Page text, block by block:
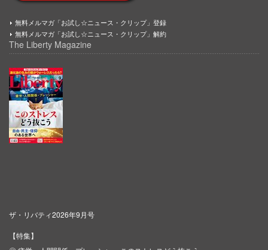
無料メルマガ「お試し☆ニュース・クリップ」登録
無料メルマガ「お試し☆ニュース・クリップ」解約
The Liberty Magazine
ザ・リバティ2026年9月号
【特集】